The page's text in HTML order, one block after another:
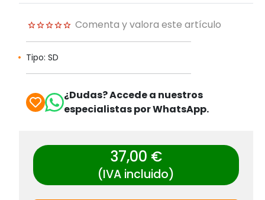
Comenta y valora este artículo
Tipo: SD
¿Dudas? Accede a nuestros
especialistas por WhatsApp.
37,00 €
(IVA incluido)